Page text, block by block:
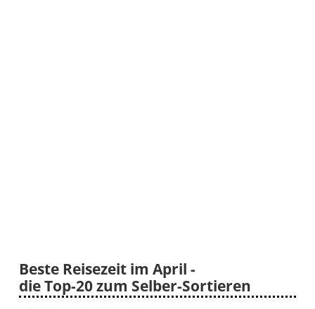
Beste Reisezeit im April -
die Top-20 zum Selber-Sortieren